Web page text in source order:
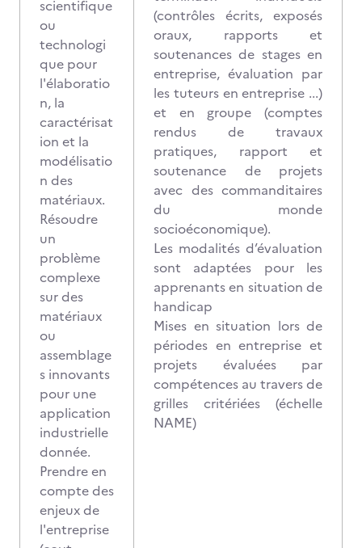
scientifique
ou
technologi
que pour
l'élaboratio
n, la
caractérisat
ion et la
modélisatio
n des
matériaux.
Résoudre
un
problème
complexe
sur des
matériaux
ou
assemblage
s innovants
pour une
application
industrielle
donnée.
Prendre en
compte des
enjeux de
l'entreprise
(contrôles écrits, exposés
oraux, rapports et
soutenances de stages en
entreprise, évaluation par
les tuteurs en entreprise ...)
et en groupe (comptes
rendus de travaux
pratiques, rapport et
soutenance de projets
avec des commanditaires
du monde
socioéconomique).
Les modalités d’évaluation
sont adaptées pour les
apprenants en situation de
handicap
Mises en situation lors de
périodes en entreprise et
projets évaluées par
compétences au travers de
grilles critériées (échelle
NAME)